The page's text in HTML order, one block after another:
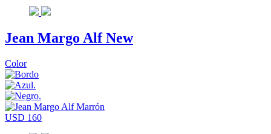
Jean Margo Alf New
Color
USD 160